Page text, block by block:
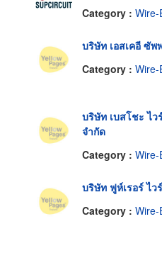
Category : Wire-
บริษัท เอสเคอี ซัพ
Category : Wire-
บริษัท เบสโชะ ไว
จำกัด
Category : Wire-
บริษัท ฟูห์เรอร์ ไว
Category : Wire-